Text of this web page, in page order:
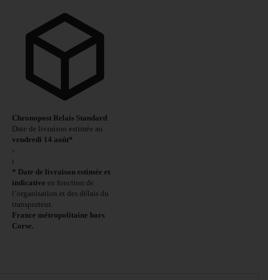
Chronopost Relais Standard
Date de livraison estimée au
vendredi 14 août*
›
i
* Date de livraison estimée et
indicative en fonction de
l’organisation et des délais du
transporteur.
France métropolitaine hors
Corse.